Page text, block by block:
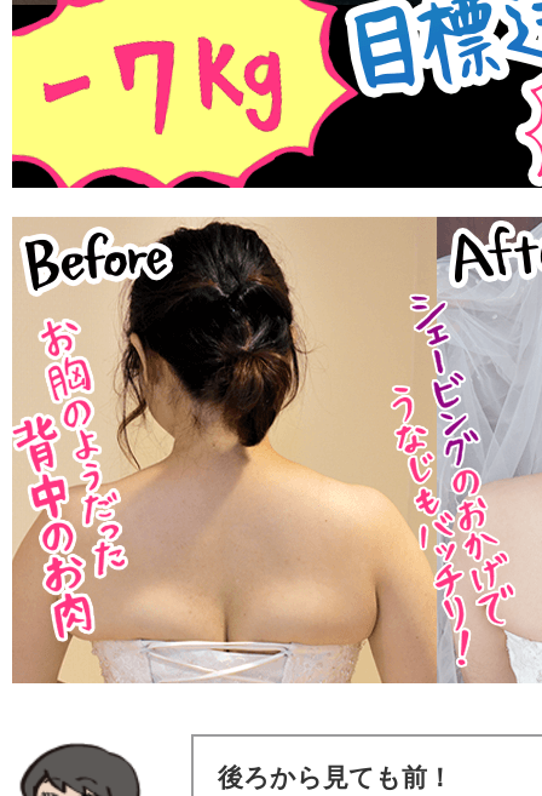
後ろから見ても前！